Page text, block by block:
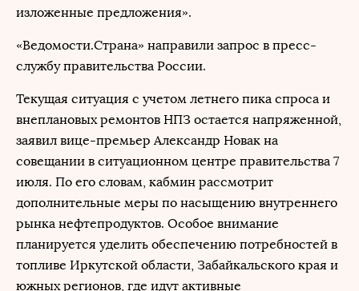
изложенные предложения».
«Ведомости.Страна» направили запрос в пресс-
службу правительства России.
Текущая ситуация с учетом летнего пика спроса и
внеплановых ремонтов НПЗ остается напряженной,
заявил вице-премьер Александр Новак на
совещании в ситуационном центре правительства 7
июля. По его словам, кабмин рассмотрит
дополнительные меры по насыщению внутреннего
рынка нефтепродуктов. Особое внимание
планируется уделить обеспечению потребностей в
топливе Иркутской области, Забайкальского края и
южных регионов, где идут активные